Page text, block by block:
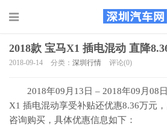
2018款 宝马X1 插电混动 直降
2018-09-14 分类： 深圳行情 评论(0)
2018年09月13日 – 2018年09月08
X1 插电混动享受补贴还优惠8.36万元
咨询购买，具体优惠信息如下：